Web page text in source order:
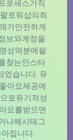
로세스가직
로워샵의최
가안전하게
보와계정을
성덕분에팔
찾는인스타
었습니다. 유
아요제공에
로유기적성
요를받으면
나해시태그
집니다.